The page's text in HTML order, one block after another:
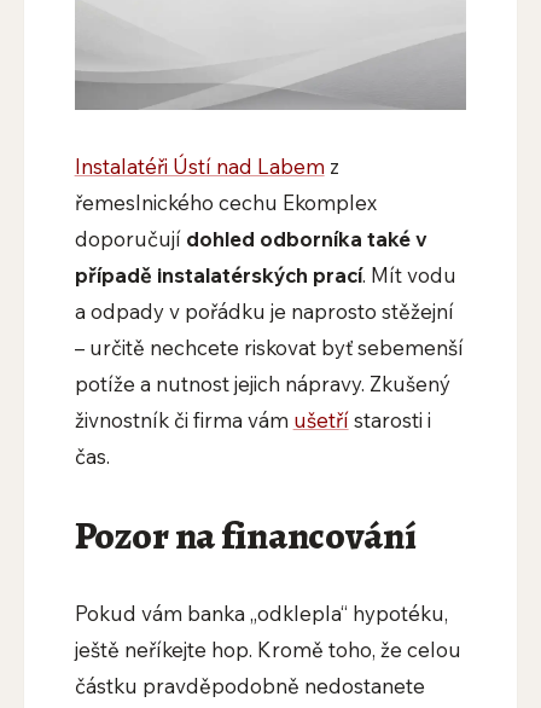
Instalatéři Ústí nad Labem z
řemeslnického cechu Ekomplex
doporučují dohled odborníka také v
případě instalatérských prací. Mít vodu
a odpady v pořádku je naprosto stěžejní
– určitě nechcete riskovat byť sebemenší
potíže a nutnost jejich nápravy. Zkušený
živnostník či firma vám ušetřístarosti i
čas.
​Pozor na financování
Pokud vám banka „odklepla“ hypotéku,
ještě neříkejte hop. Kromě toho, že celou
částku pravděpodobně nedostanete